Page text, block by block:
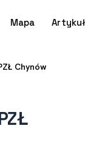
Mapa
Chynów